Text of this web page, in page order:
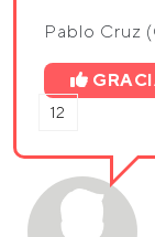
Pablo Cruz
12